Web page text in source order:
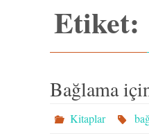
Etiket:
Bağlama
Kitaplar